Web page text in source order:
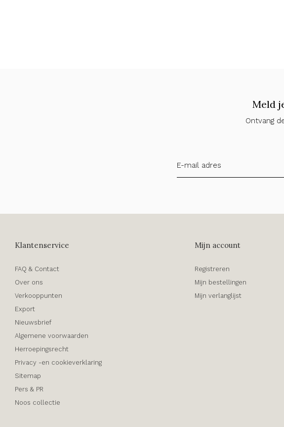
Meld
Ontvang
Klantenservice
FAQ & Contact
Over ons
Verkooppunten
Export
Nieuwsbrief
Algemene voorwaarden
Herroepingsrecht
Privacy -en cookieverklaring
Sitemap
Pers & PR
Noos collectie
Mijn account
Registreren
Mijn bestellingen
Mijn verlanglijst